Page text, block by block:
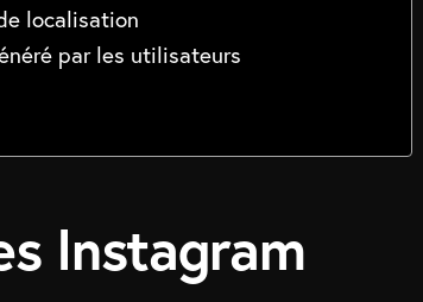
localisation
par les utilisateurs
Instagram